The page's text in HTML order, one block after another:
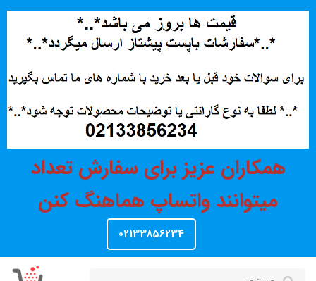
همکاران عزیز برای سفارش تعداد
میتوانند واتساپ هماهنگ کنن
02133856234